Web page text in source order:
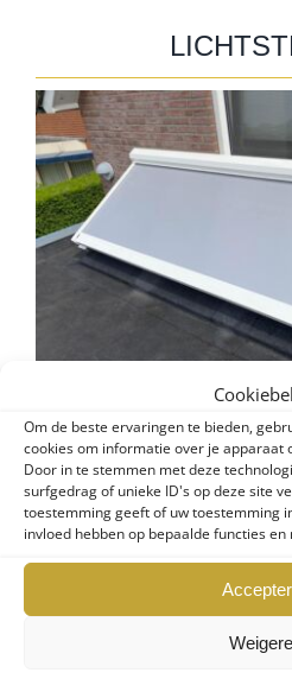
Om de beste ervaringen te bieden,
cookies om informatie over je apparaat
Door in te stemmen met deze
surfgedrag of unieke ID's op deze site
toestemming geeft of uw toestemming
invloed hebben op bepaalde functies